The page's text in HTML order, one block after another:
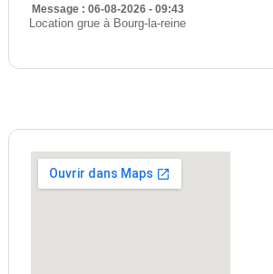
Message : 06-08-2026 - 09:43
Location grue à Bourg-la-reine